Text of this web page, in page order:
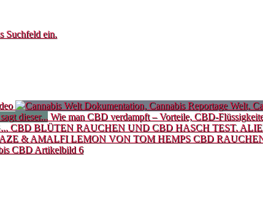
Suchfeld ein.
Wie man CBD verdampft – Vorteile, CBD-
CBD BLÜTEN RAUCHEN UND CBD HASCH TEST.